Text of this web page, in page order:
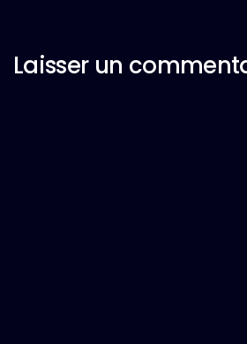
Laisser un